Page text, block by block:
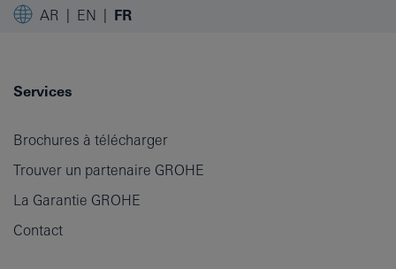
AR EN FR
Services
Brochures à télécharger
Trouver un partenaire GROHE
La Garantie GROHE
Contact